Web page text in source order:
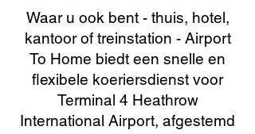
Waar u ook bent - thuis, hotel,
kantoor of treinstation - Airport
To Home biedt een snelle en
flexibele koeriersdienst voor
Terminal 4 Heathrow
International Airport, afgestemd